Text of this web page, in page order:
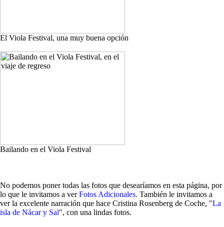
El Viola Festival, una muy buena opción
Bailando en el Viola Festival
No podemos poner todas las fotos que desearíamos en esta página, por
lo que le invitamos a verFotos Adicionales. También le invitamos a
ver la excelente narración que hace Cristina Rosenberg de Coche, "La
isla de Nácar y Sal", con una lindas fotos.